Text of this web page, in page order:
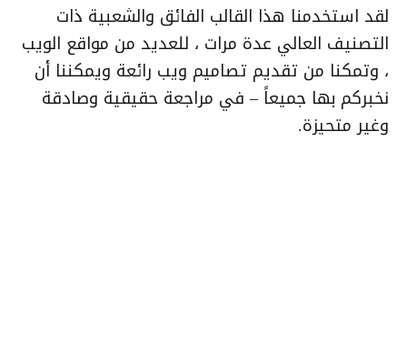
لقد استخدمنا هذا القالب الفائق والشعبية ذات
التصنيف العالي عدة مرات ، للعديد من مواقع الويب
، وتمكنا من تقديم تصاميم ويب رائعة ويمكننا أن
نخبركم بها جميعاً – في مراجعة حقيقية وصادقة
وغير متحيزة.